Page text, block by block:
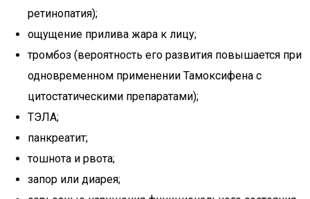
ретинопатия);
ощущение прилива жара к лицу;
тромбоз (вероятность его развития повышается при
одновременном применении Тамоксифена с
цитостатическими препаратами);
ТЭЛА;
панкреатит;
тошнота и рвота;
запор или диарея;